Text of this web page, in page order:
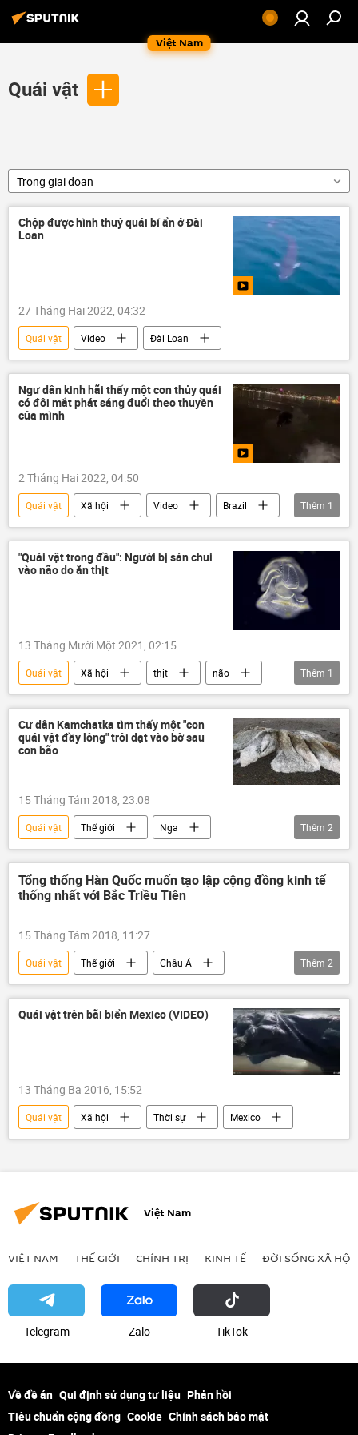
Việt Nam
Quái vật
Trong giai đoạn
Chộp được hình thuỷ quái bí ẩn ở Đài
Loan
27 Tháng Hai 2022, 04:32
Quái vật Video Đài Loan
Ngư dân kinh hãi thấy một con thủy quái
có đôi mắt phát sáng đuổi theo thuyền
của mình
2 Tháng Hai 2022, 04:50
Quái vật Xã hội Video
Brazil
Ngư dân
Thêm 1
"Quái vật trong đầu": Người bị sán chui
vào não do ăn thịt
13 Tháng Mười Một 2021, 02:15
Quái vật Xã hội thịt
não
Sức khoẻ
Thêm 1
Cư dân Kamchatka tìm thấy một "con
quái vật đầy lông" trôi dạt vào bờ sau
cơn bão
15 Tháng Tám 2018, 23:08
Quái vật Thế giới
Nga
Liên bang Nga
Kamchatka
Thêm 2
Tổng thống Hàn Quốc muốn tạo lập cộng đồng kinh tế
thống nhất với Bắc Triều Tiên
15 Tháng Tám 2018, 11:27
Quái vật Thế giới
Châu Á
Kiên Giang
Moon Jae-in
Thêm 2
Quái vật trên bãi biển Mexico (VIDEO)
13 Tháng Ba 2016, 15:52
Quái vật Xã hội Thời sự Mexico
Việt Nam
VIỆT NAM THẾ GIỚI CHÍNH TRỊ KINH TẾ ĐỜI SỐNG XÃ HỘI
Telegram Zalo ТikТоk
Về đề án Qui định sử dụng tư liệu Phản hồi
Tiêu chuẩn cộng đồng Cookie Chính sách bảo mật